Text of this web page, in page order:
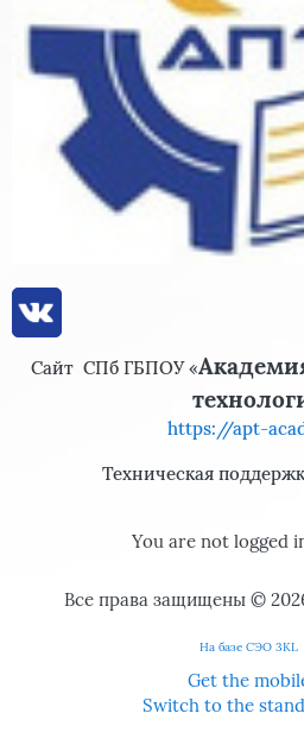
Сайт СПб ГБПОУ «
https://apt-
Техническая
You are not logged
Все права защищены ©
На базе СЭО 3KL
Get the
Switch to the